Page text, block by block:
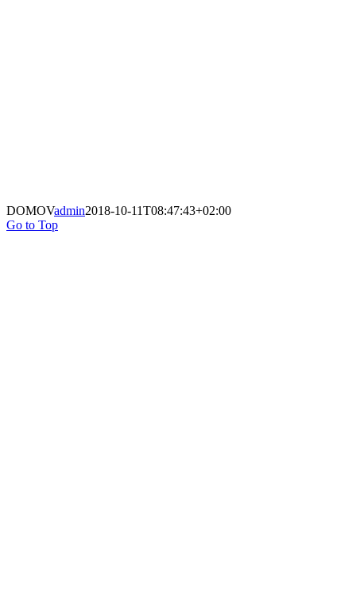
DOMOVadmin2018-10-11T08:47:43+02:00
Go to Top